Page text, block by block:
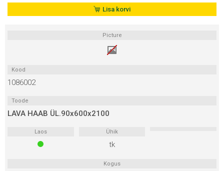
90x600x600
Lisa korvi
Picture
Kood
1086002
Toode
LAVA HAAB ÜL.90x600x2100
Laos Ühik
tk
Kogus